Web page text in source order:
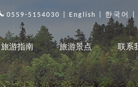
0559-5154030 | English 한국어 |
旅游指南 旅游景点 联系